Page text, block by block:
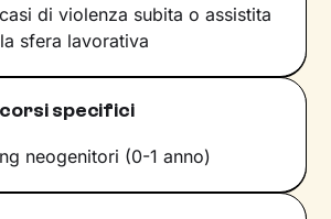
di violenza subita o assistita
sfera lavorativa
specifici
neogenitori (0-1 anno)